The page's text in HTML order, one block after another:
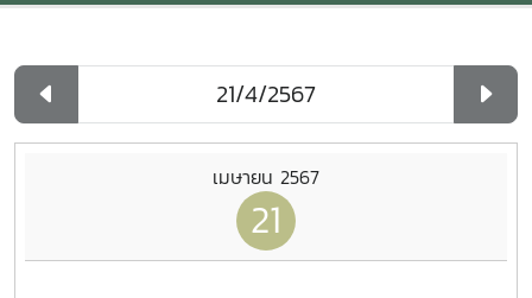
เมษายน 2567
21